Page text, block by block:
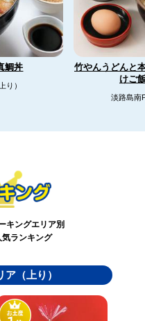
鯛丼
り）
竹やんうどんと
けご
淡路島南
キングエリア別
ランキング
（上り）